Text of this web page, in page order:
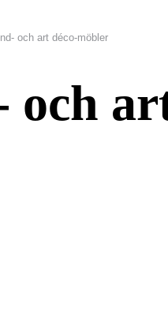
och art déco-möbler